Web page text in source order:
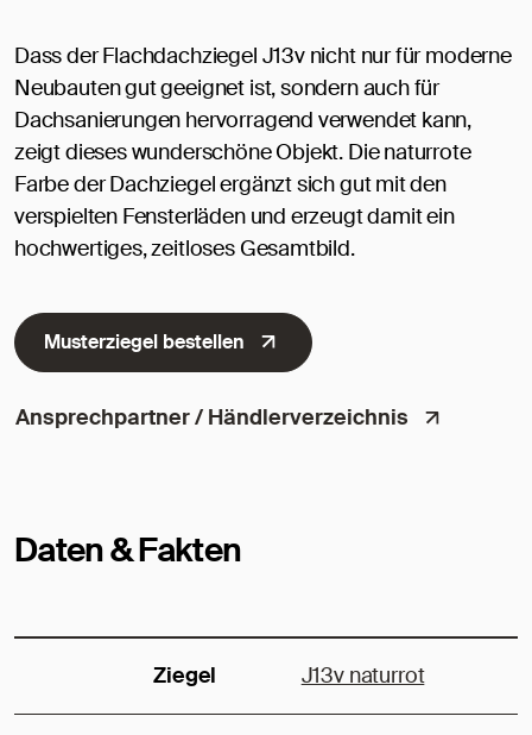
Dass der Flachdachziegel J13v nicht nur für moderne
Neubauten gut geeignet ist, sondern auch für
Dachsanierungen hervorragend verwendet kann,
zeigt dieses wunderschöne Objekt. Die naturrote
Farbe der Dachziegel ergänzt sich gut mit den
verspielten Fensterläden und erzeugt damit ein
hochwertiges, zeitloses Gesamtbild.
Musterziegel bestellen
Ansprechpartner / Händlerverzeichnis
Daten & Fakten
Ziegel J13v naturrot